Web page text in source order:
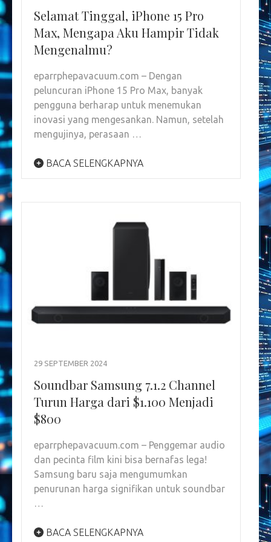
Selamat Tinggal, iPhone 15 Pro
Max, Mengapa Aku Hampir Tidak
Mengenalmu?
eparrphepavacuum.com – Dengan
peluncuran iPhone 15 Pro Max, banyak
pengguna berharap untuk menemukan
inovasi yang mengesankan. Namun, setelah
mengujinya, perasaan …
BACA SELENGKAPNYA
29 SEPTEMBER 2024
Soundbar Samsung 7.1.2 Channel
Turun Harga dari $1.100 Menjadi
$800
eparrphepavacuum.com – Penggemar audio
dan pecinta film kini bisa bernafas lega!
Samsung baru saja mengumumkan
penurunan harga signifikan untuk soundbar
…
BACA SELENGKAPNYA